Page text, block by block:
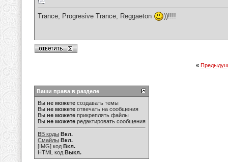
Trance, Progresive Trance, Reggaeton ))!!!!
«
Ваши права в разделе
Вы не можете создавать темы
Вы не можете отвечать на сообщения
Вы не можете прикреплять файлы
Вы не можете редактировать сообщения
BB коды Вкл.
Смайлы Вкл.
[IMG] код Вкл.
HTML код Выкл.